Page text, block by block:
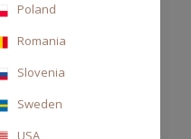
Poland
Romania
Slovenia
Sweden
USA